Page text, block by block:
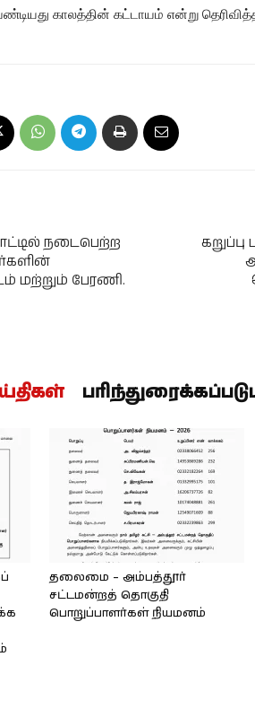
காலத்தின் கட்டாயம் என்று
நடைபெற்ற
மற்றும் பேரணி.
தலைமை – அம்பத்தூர்
சட்டமன்றத் தொகுதி
பொறுப்பாளர்கள் நியமனம்